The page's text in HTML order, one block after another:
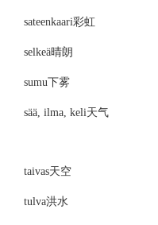
sateenkaari彩虹
selkeä晴朗
sumu下雾
sää, ilma, keli天气
taivas天空
tulva洪水